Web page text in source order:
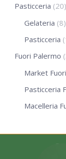
Pasticceria (20)
Gelateria (8)
Pasticceria
Fuori Palermo
Market Fuori
Pasticceria
Macelleria